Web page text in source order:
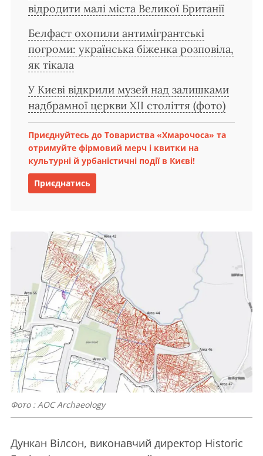
відродити малі міста Великої Британії
Белфаст охопили антимігрантські
погроми: українська біженка розповіла,
як тікала
У Києві відкрили музей над залишками
надбрамної церкви XII століття (фото)
Приєднуйтесь до Товариства «Хмарочоса» та
отримуйте фірмовий мерч і квитки на
культурні й урбаністичні події в Києві!
Приєднатись
Фото : AOC Archaeology
Дункан Вілсон, виконавчий директор Historic